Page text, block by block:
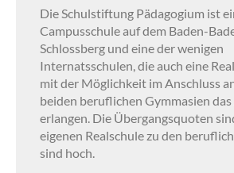
Die Schulstiftung Pädagogium ist
Campusschule auf dem Baden-
Schlossberg und eine der wenigen
Internatsschulen, die auch eine
mit der Möglichkeit im Anschluss
beiden beruflichen Gymmasien
erlangen. Die Übergangsquoten
eigenen Realschule zu den
sind hoch.